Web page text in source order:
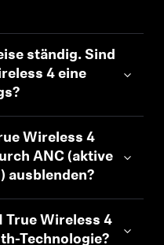
ständig. Sind
4 eine
Wireless 4
ANC (aktive
ausblenden?
True Wireless 4
Technologie?